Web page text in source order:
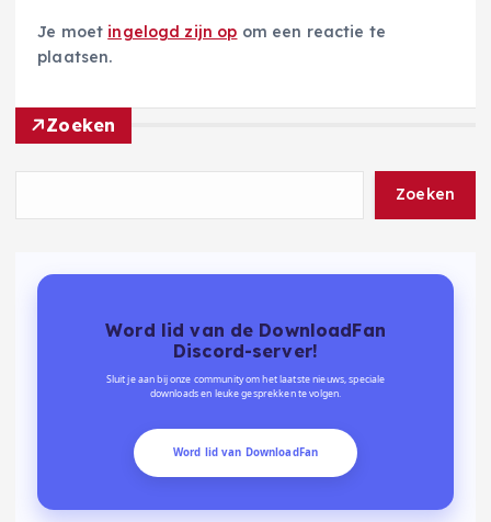
Je moet ingelogd zijn op om een reactie te
plaatsen.
Zoeken
Zoeken
Word lid van de DownloadFan
Discord-server!
Sluit je aan bij onze community om het laatste nieuws, speciale
downloads en leuke gesprekken te volgen.
Word lid van DownloadFan